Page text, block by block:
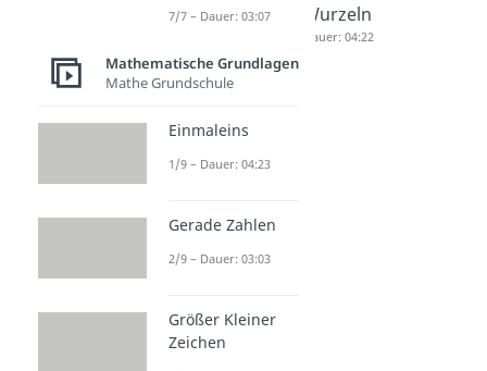
Potenze
multiplizi
eren
Heron
n
Dauer: 02:53
Wurzeln
Dauer: 04:22
7/7 – Dauer: 03:07
Mathematische Grundlagen
Mathe Grundschule
Einmaleins
1/9 – Dauer: 04:23
Gerade Zahlen
2/9 – Dauer: 03:03
Größer Kleiner
Zeichen